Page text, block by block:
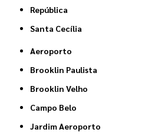
República
Santa Cecília
Aeroporto
Brooklin Paulista
Brooklin Velho
Campo Belo
Jardim Aeroporto